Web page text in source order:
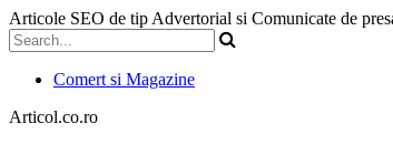
Articole SEO de tip Advertorial si Comunicate de
Comert si Magazine
Articol.co.ro